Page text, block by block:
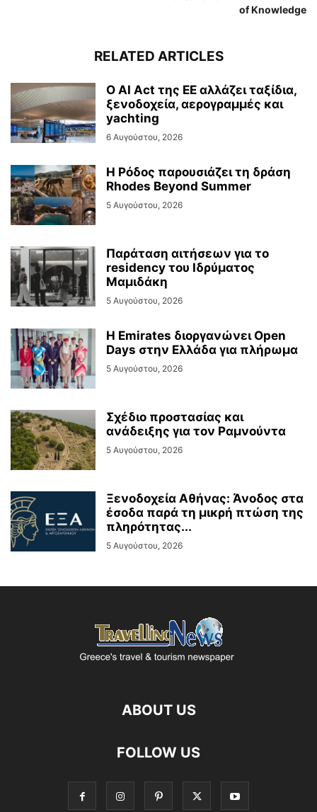
of Knowledge
RELATED ARTICLES
Ο AI Act της ΕΕ αλλάζει ταξίδια,
ξενοδοχεία, αερογραμμές και
yachting
6 Αυγούστου, 2026
Η Ρόδος παρουσιάζει τη δράση
Rhodes Beyond Summer
5 Αυγούστου, 2026
Παράταση αιτήσεων για το
residency του Ιδρύματος
Μαμιδάκη
5 Αυγούστου, 2026
Η Emirates διοργανώνει Open
Days στην Ελλάδα για πλήρωμα
5 Αυγούστου, 2026
Σχέδιο προστασίας και
ανάδειξης για τον Ραμνούντα
5 Αυγούστου, 2026
Ξενοδοχεία Αθήνας: Άνοδος στα
έσοδα παρά τη μικρή πτώση της
πληρότητας...
5 Αυγούστου, 2026
ABOUT US
FOLLOW US